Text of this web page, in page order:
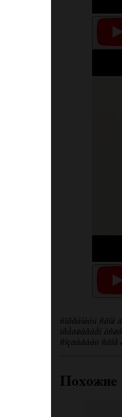
сохранить свой
предлагаем
создавать свое
Похожие